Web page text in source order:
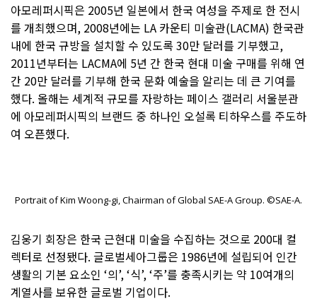
아모레퍼시픽은 2005년 일본에서 한국 여성을 주제로 한 전시
를 개최했으며, 2008년에는 LA 카운티 미술관(LACMA) 한국관
내에 한국 규방을 설치할 수 있도록 30만 달러를 기부했고,
2011년부터는 LACMA에 5년 간 한국 현대 미술 구매를 위해 연
간 20만 달러를 기부해 한국 문화 예술을 알리는 데 큰 기여를
했다. 올해는 세계적 규모를 자랑하는 페이스 갤러리 서울분관
에 아모레퍼시픽의 브랜드 중 하나인 오설록 티하우스를 주도하
여 오픈했다.
Portrait of Kim Woong-gi, Chairman of Global SAE-A Group. ©SAE-A.
김웅기 회장은 한국 근현대 미술을 수집하는 것으로 200대 컬
렉터로 선정됐다. 글로벌세아그룹은 1986년에 설립되어 인간
생활의 기본 요소인 ‘의’, ‘식’, ‘주’를 충족시키는 약 10여개의
계열사를 보유한 글로벌 기업이다.